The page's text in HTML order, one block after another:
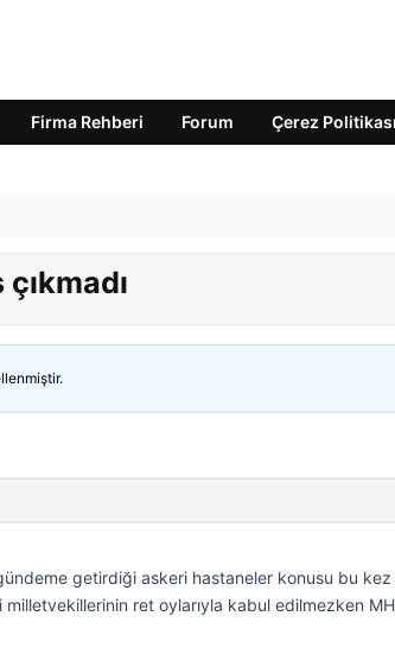
Firma Rehberi Forum Çerez Politikası
getirdiği askeri hastaneler konusu bu kez
milletvekillerinin ret oylarıyla kabul edilmezken